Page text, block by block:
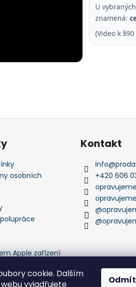
cookie. Dalším
vyjadřujete
U
znamená:
(Video k
osobních
Apple zařízení
Kontakt
info@
+420 606